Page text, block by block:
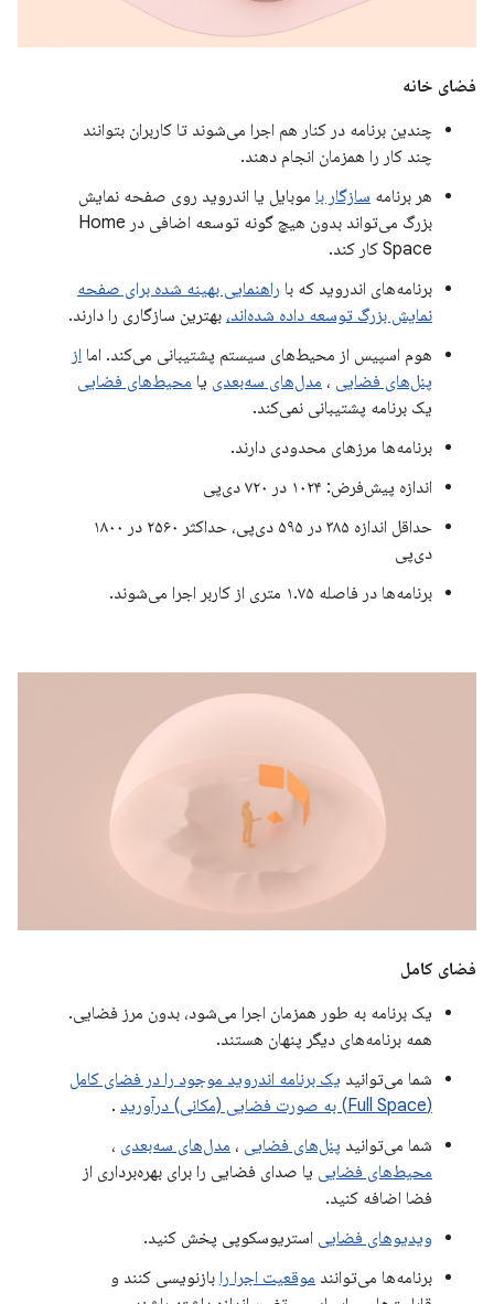
فضای خانه
چندین برنامه در کنار هم اجرا می‌شوند تا کاربران بتوانند
چند کار را همزمان انجام دهند.
هر برنامه سازگار با موبایل یا اندروید روی صفحه نمایش
بزرگ می‌تواند بدون هیچ گونه توسعه اضافی در Home
Space کار کند.
برنامه‌های اندروید که با راهنمایی بهینه شده برای صفحه
نمایش بزرگ توسعه داده شده‌اند، بهترین سازگاری را دارند.
هوم اسپیس از محیط‌های سیستم پشتیبانی می‌کند. اما از
پنل‌های فضایی ، مدل‌های سه‌بعدی یا محیط‌های فضایی
یک برنامه پشتیبانی نمی‌کند.
برنامه‌ها مرزهای محدودی دارند.
اندازه پیش‌فرض: ۱۰۲۴ در ۷۲۰ دی‌پی
حداقل اندازه ۳۸۵ در ۵۹۵ دی‌پی، حداکثر ۲۵۶۰ در ۱۸۰۰
دی‌پی
برنامه‌ها در فاصله ۱.۷۵ متری از کاربر اجرا می‌شوند.
فضای کامل
یک برنامه به طور همزمان اجرا می‌شود، بدون مرز فضایی.
همه برنامه‌های دیگر پنهان هستند.
شما می‌توانید یک برنامه اندروید موجود را در فضای کامل
(Full Space) به صورت فضایی (مکانی) درآورید
.
شما می‌توانید پنل‌های فضایی ، مدل‌های سه‌بعدی ،
محیط‌های فضایی یا صدای فضایی را برای بهره‌برداری از
فضا اضافه کنید.
ویدیوهای فضایی استریوسکوپی پخش کنید.
برنامه‌ها می‌توانند موقعیت اجرا را بازنویسی کنند و